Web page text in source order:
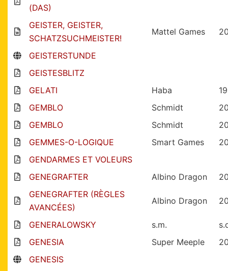
(DAS)
GEISTER, GEISTER,
SCHATZSUCHMEISTER!
Mattel Games
GEISTERSTUNDE
GEISTESBLITZ
GELATI
Haba
GEMBLO
Schmidt
GEMBLO
Schmidt
GEMMES-O-LOGIQUE
Smart Games
GENDARMES ET VOLEURS
GENEGRAFTER
Albino Dragon
GENEGRAFTER (RÈGLES
AVANCÉES)
Albino Dragon
GENERALOWSKY s.m.
GENESIA
Super Meeple
GENESIS